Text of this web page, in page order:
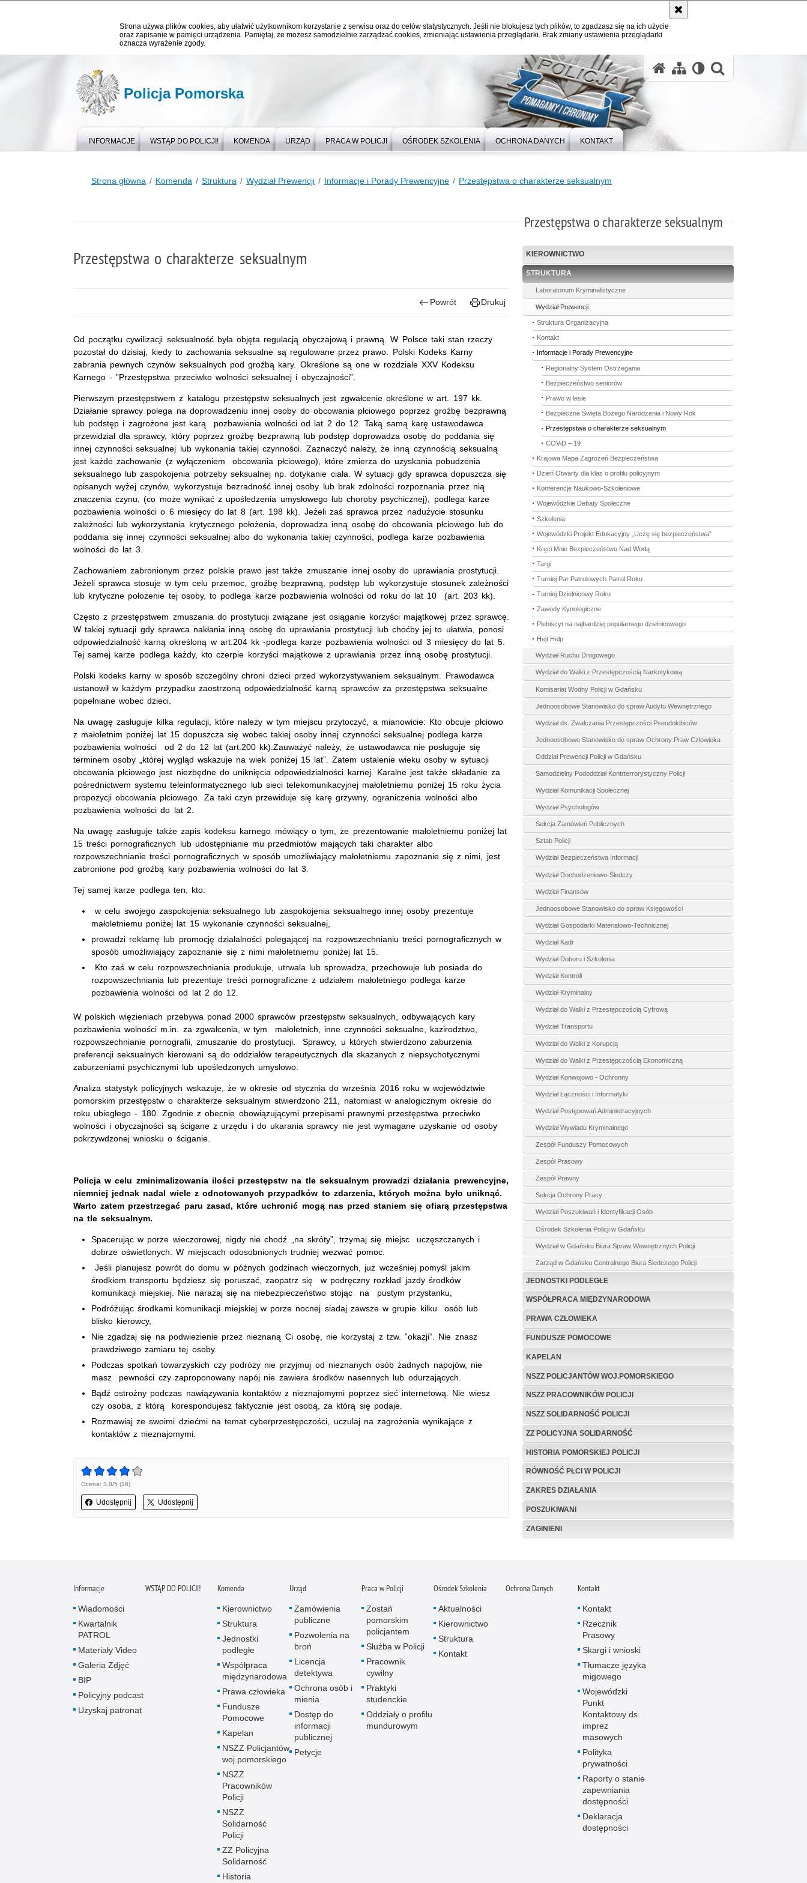
Strona używa plików cookies, aby ułatwić użytkownikom korzystanie z serwisu oraz do celów statystycznych. Jeśli nie blokujesz tych plików, to zgadzasz się na ich użycie
oraz zapisanie w pamięci urządzenia. Pamiętaj, że możesz samodzielnie zarządzać cookies, zmieniając ustawienia przeglądarki. Brak zmiany ustawienia przeglądarki
oznacza wyrażenie zgody.
Policja Pomorska
INFORMACJE WSTĄP DO POLICJI! KOMENDA URZĄD PRACA W POLICJI OŚRODEK SZKOLENIA OCHRONA DANYCH KONTAKT
Strona główna Komenda Struktura Wydział Prewencji Informacje i Porady Prewencyjne Przestępstwa o charakterze seksualnym
Przestępstwa o charakterze seksualnym
KIEROWNICTWO
STRUKTURA
Laboratorium Kryminalistyczne
Wydział Prewencji
Struktura Organizacyjna
Kontakt
Informacje i Porady Prewencyjne
Regionalny System Ostrzegania
Bezpieczeństwo seniorów
Prawo w lesie
Bezpieczne Święta Bożego Narodzenia i Nowy Rok
Przestępstwa o charakterze seksualnym
COViD – 19
Krajowa Mapa Zagrożeń Bezpieczeństwa
Dzień Otwarty dla klas o profilu policyjnym
Konferencje Naukowo-Szkoleniowe
Wojewódzkie Debaty Społeczne
Szkolenia
Wojewódzki Projekt Edukacyjny „Uczę się bezpieczeństwa”
Kręci Mnie Bezpieczeństwo Nad Wodą
Targi
Turniej Par Patrolowych Patrol Roku
Turniej Dzielnicowy Roku
Zawody Kynologiczne
Plebiscyt na najbardziej popularnego dzielnicowego
Hejt Help
Wydział Ruchu Drogowego
Wydział do Walki z Przestępczością Narkotykową
Komisariat Wodny Policji w Gdańsku
Jednoosobowe Stanowisko do spraw Audytu Wewnętrznego
Wydział ds. Zwalczania Przestępczości Pseudokibiców
Jednoosobowe Stanowisko do spraw Ochrony Praw Człowieka
Oddział Prewencji Policji w Gdańsku
Samodzielny Pododdział Kontrterrorystyczny Policji
Wydział Komunikacji Społecznej
Wydział Psychologów
Sekcja Zamówień Publicznych
Sztab Policji
Wydział Bezpieczeństwa Informacji
Wydział Dochodzeniowo-Śledczy
Wydział Finansów
Jednoosobowe Stanowisko do spraw Księgowości
Wydział Gospodarki Materiałowo-Technicznej
Wydział Kadr
Wydział Doboru i Szkolenia
Wydział Kontroli
Wydział Kryminalny
Wydział do Walki z Przestępczością Cyfrową
Wydział Transportu
Wydział do Walki z Korupcją
Wydział do Walki z Przestępczością Ekonomiczną
Wydział Konwojowo - Ochronny
Wydział Łączności i Informatyki
Wydział Postępowań Administracyjnych
Wydział Wywiadu Kryminalnego
Zespół Funduszy Pomocowych
Zespół Prasowy
Zespół Prawny
Sekcja Ochrony Pracy
Wydział Poszukiwań i Identyfikacji Osób
Ośrodek Szkolenia Policji w Gdańsku
Wydział w Gdańsku Biura Spraw Wewnętrznych Policji
Zarząd w Gdańsku Centralnego Biura Śledczego Policji
JEDNOSTKI PODLEGŁE
WSPÓŁPRACA MIĘDZYNARODOWA
PRAWA CZŁOWIEKA
FUNDUSZE POMOCOWE
KAPELAN
NSZZ POLICJANTÓW WOJ.POMORSKIEGO
NSZZ PRACOWNIKÓW POLICJI
NSZZ SOLIDARNOŚĆ POLICJI
ZZ POLICYJNA SOLIDARNOŚĆ
HISTORIA POMORSKIEJ POLICJI
RÓWNOŚĆ PŁCI W POLICJI
ZAKRES DZIAŁANIA
POSZUKIWANI
ZAGINIENI
Przestępstwa o charakterze seksualnym
Powrót Drukuj
Od początku cywilizacji seksualność była objęta regulacją obyczajową i prawną. W Polsce taki stan rzeczy
pozostał do dzisiaj, kiedy to zachowania seksualne są regulowane przez prawo. Polski Kodeks Karny
zabrania pewnych czynów seksualnych pod groźbą kary. Określone są one w rozdziale XXV Kodeksu
Karnego - ”Przestępstwa przeciwko wolności seksualnej i obyczajności”.
Pierwszym przestępstwem z katalogu przestępstw seksualnych jest zgwałcenie określone w art. 197 kk.
Działanie sprawcy polega na doprowadzeniu innej osoby do obcowania płciowego poprzez groźbę bezprawną
lub podstęp i zagrożone jest karą pozbawienia wolności od lat 2 do 12. Taką samą karę ustawodawca
przewidział dla sprawcy, który poprzez groźbę bezprawną lub podstęp doprowadza osobę do poddania się
innej czynności seksualnej lub wykonania takiej czynności. Zaznaczyć należy, że inną czynnością seksualną
jest każde zachowanie (z wyłączeniem obcowania płciowego), które zmierza do uzyskania pobudzenia
seksualnego lub zaspokojenia potrzeby seksualnej np. dotykanie ciała. W sytuacji gdy sprawca dopuszcza się
opisanych wyżej czynów, wykorzystuje bezradność innej osoby lub brak zdolności rozpoznania przez nią
znaczenia czynu, (co może wynikać z upośledzenia umysłowego lub choroby psychicznej), podlega karze
pozbawienia wolności o 6 miesięcy do lat 8 (art. 198 kk). Jeżeli zaś sprawca przez nadużycie stosunku
zależności lub wykorzystania krytycznego położenia, doprowadza inną osobę do obcowania płciowego lub do
poddania się innej czynności seksualnej albo do wykonania takiej czynności, podlega karze pozbawienia
wolności do lat 3.
Zachowaniem zabronionym przez polskie prawo jest także zmuszanie innej osoby do uprawiania prostytucji.
Jeżeli sprawca stosuje w tym celu przemoc, groźbę bezprawną, podstęp lub wykorzystuje stosunek zależności
lub krytyczne położenie tej osoby, to podlega karze pozbawienia wolności od roku do lat 10 (art. 203 kk).
Często z przestępstwem zmuszania do prostytucji związane jest osiąganie korzyści majątkowej przez sprawcę.
W takiej sytuacji gdy sprawca nakłania inną osobę do uprawiania prostytucji lub choćby jej to ułatwia, ponosi
odpowiedzialność karną określoną w art.204 kk -podlega karze pozbawienia wolności od 3 miesięcy do lat 5.
Tej samej karze podlega każdy, kto czerpie korzyści majątkowe z uprawiania przez inną osobę prostytucji.
Polski kodeks karny w sposób szczególny chroni dzieci przed wykorzystywaniem seksualnym. Prawodawca
ustanowił w każdym przypadku zaostrzoną odpowiedzialność karną sprawców za przestępstwa seksualne
popełniane wobec dzieci.
Na uwagę zasługuje kilka regulacji, które należy w tym miejscu przytoczyć, a mianowicie: Kto obcuje płciowo
z małoletnim poniżej lat 15 dopuszcza się wobec takiej osoby innej czynności seksualnej podlega karze
pozbawienia wolności od 2 do 12 lat (art.200 kk).Zauważyć należy, że ustawodawca nie posługuje się
terminem osoby „której wygląd wskazuje na wiek poniżej 15 lat”. Zatem ustalenie wieku osoby w sytuacji
obcowania płciowego jest niezbędne do uniknięcia odpowiedzialności karnej. Karalne jest także składanie za
pośrednictwem systemu teleinformatycznego lub sieci telekomunikacyjnej małoletniemu poniżej 15 roku życia
propozycji obcowania płciowego. Za taki czyn przewiduje się karę grzywny, ograniczenia wolności albo
pozbawienia wolności do lat 2.
Na uwagę zasługuje także zapis kodeksu karnego mówiący o tym, że prezentowanie małoletniemu poniżej lat
15 treści pornograficznych lub udostępnianie mu przedmiotów mających taki charakter albo
rozpowszechnianie treści pornograficznych w sposób umożliwiający małoletniemu zapoznanie się z nimi, jest
zabronione pod groźbą kary pozbawienia wolności do lat 3.
Tej samej karze podlega ten, kto:
w celu swojego zaspokojenia seksualnego lub zaspokojenia seksualnego innej osoby prezentuje
małoletniemu poniżej lat 15 wykonanie czynności seksualnej,
prowadzi reklamę lub promocję działalności polegającej na rozpowszechnianiu treści pornograficznych w
sposób umożliwiający zapoznanie się z nimi małoletniemu poniżej lat 15.
Kto zaś w celu rozpowszechniania produkuje, utrwala lub sprowadza, przechowuje lub posiada do
rozpowszechniania lub prezentuje treści pornograficzne z udziałem małoletniego podlega karze
pozbawienia wolności od lat 2 do 12.
W polskich więzieniach przebywa ponad 2000 sprawców przestępstw seksualnych, odbywających kary
pozbawienia wolności m.in. za zgwałcenia, w tym małoletnich, inne czynności seksualne, kazirodztwo,
rozpowszechnianie pornografii, zmuszanie do prostytucji. Sprawcy, u których stwierdzono zaburzenia
preferencji seksualnych kierowani są do oddziałów terapeutycznych dla skazanych z niepsychotycznymi
zaburzeniami psychicznymi lub upośledzonych umysłowo.
Analiza statystyk policyjnych wskazuje, że w okresie od stycznia do września 2016 roku w województwie
pomorskim przestępstw o charakterze seksualnym stwierdzono 211, natomiast w analogicznym okresie do
roku ubiegłego - 180. Zgodnie z obecnie obowiązującymi przepisami prawnymi przestępstwa przeciwko
wolności i obyczajności są ścigane z urzędu i do ukarania sprawcy nie jest wymagane uzyskanie od osoby
pokrzywdzonej wniosku o ściganie.
Policja w celu zminimalizowania ilości przestępstw na tle seksualnym prowadzi działania prewencyjne,
niemniej jednak nadal wiele z odnotowanych przypadków to zdarzenia, których można było uniknąć.
Warto zatem przestrzegać paru zasad, które uchronić mogą nas przed staniem się ofiarą przestępstwa
na tle seksualnym.
Spacerując w porze wieczorowej, nigdy nie chodź „na skróty”, trzymaj się miejsc uczęszczanych i
dobrze oświetlonych. W miejscach odosobnionych trudniej wezwać pomoc.
Jeśli planujesz powrót do domu w późnych godzinach wieczornych, już wcześniej pomyśl jakim
środkiem transportu będziesz się poruszać, zaopatrz się w podręczny rozkład jazdy środków
komunikacji miejskiej. Nie narażaj się na niebezpieczeństwo stojąc na pustym przystanku,
Podróżując środkami komunikacji miejskiej w porze nocnej siadaj zawsze w grupie kilku osób lub
blisko kierowcy,
Nie zgadzaj się na podwiezienie przez nieznaną Ci osobę, nie korzystaj z tzw. ”okazji”. Nie znasz
prawdziwego zamiaru tej osoby.
Podczas spotkań towarzyskich czy podróży nie przyjmuj od nieznanych osób żadnych napojów, nie
masz pewności czy zaproponowany napój nie zawiera środków nasennych lub odurzających.
Bądź ostrożny podczas nawiązywania kontaktów z nieznajomymi poprzez sieć internetową. Nie wiesz
czy osoba, z którą korespondujesz faktycznie jest osobą, za którą się podaje.
Rozmawiaj ze swoimi dziećmi na temat cyberprzestępczości, uczulaj na zagrożenia wynikające z
kontaktów z nieznajomymi.
Ocena: 3.8/5 (16)
Udostępnij Udostępnij
Informacje
Wiadomości
Kwartalnik
PATROL
Materiały Video
Galeria Zdjęć
BIP
Policyjny podcast
Uzyskaj patronat
WSTĄP DO POLICJI! Komenda
Kierownictwo
Struktura
Jednostki
podległe
Współpraca
międzynarodowa
Prawa człowieka
Fundusze
Pomocowe
Kapelan
NSZZ Policjantów
woj.pomorskiego
NSZZ
Pracowników
Policji
NSZZ
Solidarność
Policji
ZZ Policyjna
Solidarność
Historia
Urząd
Zamówienia
publiczne
Pozwolenia na
broń
Licencja
detektywa
Ochrona osób i
mienia
Dostęp do
informacji
publicznej
Petycje
Praca w Policji
Zostań
pomorskim
policjantem
Służba w Policji
Pracownik
cywilny
Praktyki
studenckie
Oddziały o profilu
mundurowym
Ośrodek Szkolenia
Aktualności
Kierownictwo
Struktura
Kontakt
Ochrona Danych Kontakt
Kontakt
Rzecznik
Prasowy
Skargi i wnioski
Tłumacze języka
migowego
Wojewódzki
Punkt
Kontaktowy ds.
imprez
masowych
Polityka
prywatności
Raporty o stanie
zapewniania
dostępności
Deklaracja
dostępności